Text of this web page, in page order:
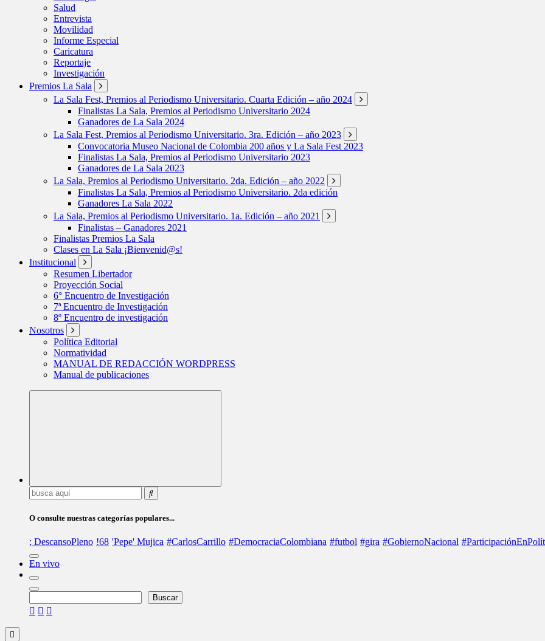
Salud
Entrevista
Movilidad
Informe Especial
Caricatura
Reportaje
Investigación
Premios La Sala
La Sala Fest, Premios al Periodismo Universitario. Cuarta Edición – año 2024
Finalistas La Sala, Premios al Periodismo Universitario 2024
Ganadores de La Sala 2024
La Sala Fest, Premios al Periodismo Universitario. 3ra. Edición – año 2023
Convocatoria Museo Nacional de Colombia 200 años y La Sala Fest 2023
Finalistas La Sala, Premios al Periodismo Universitario 2023
Ganadores de La Sala 2023
La Sala, Premios al Periodismo Universitario. 2da. Edición – año 2022
Finalistas La Sala, Premios al Periodismo Universitario. 2da edición
Ganadores La Sala 2022
La Sala, Premios al Periodismo Universitario. 1a. Edición – año 2021
Finalistas – Ganadores 2021
Finalistas Premios La Sala
Clases en La Sala ¡Bienvenid@s!
Institucional
Resumen Libertador
Proyección Social
6° Encuentro de Investigación
7ª Encuentro de Investigación
8º Encuentro de investigación
Nosotros
Política Editorial
Normatividad
MANUAL DE REDACCIÓN WORDPRESS
Manual de publicaciones
Buscar:
O consulte nuestras categorías populares...
; DescansoPleno !68 'Pepe' Mujica #CarlosCarrillo #DemocraciaColombiana #futbol #gira #GobiernoNacional
En vivo
Buscar